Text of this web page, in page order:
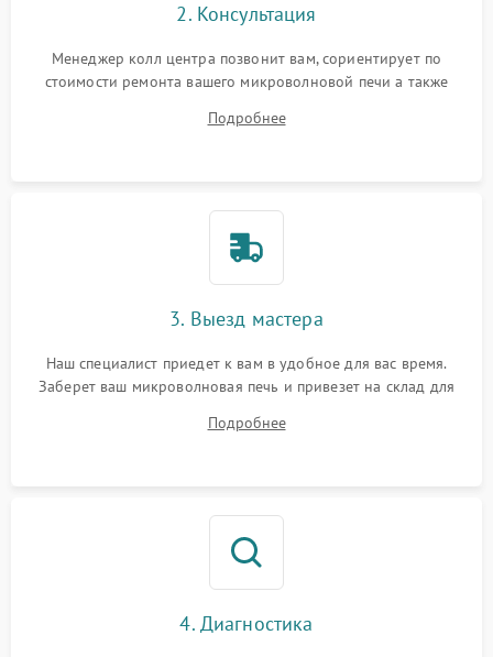
2. Консультация
Менеджер колл центра позвонит вам, сориентирует по
стоимости ремонта вашего микроволновой печи а также
Подробнее
3. Выезд мастера
Наш специалист приедет к вам в удобное для вас время.
Заберет ваш микроволновая печь и привезет на склад для
Подробнее
4. Диагностика